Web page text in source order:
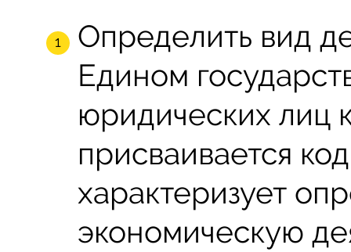
Определить вид
Едином
юридических лиц
присваивается
характеризует
экономическую